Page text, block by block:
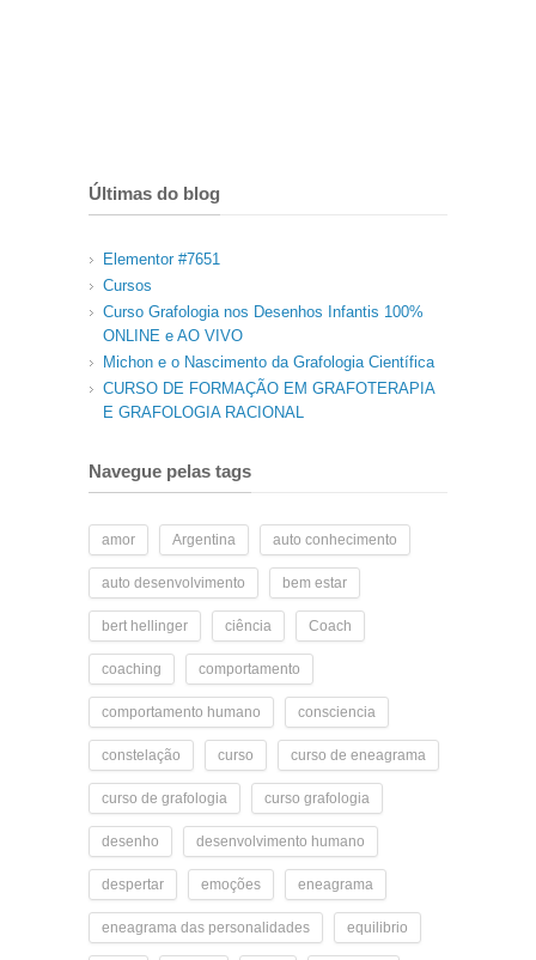
Últimas do blog
Elementor #7651
Cursos
Curso Grafologia nos Desenhos Infantis 100%
ONLINE e AO VIVO
Michon e o Nascimento da Grafologia Científica
CURSO DE FORMAÇÃO EM GRAFOTERAPIA
E GRAFOLOGIA RACIONAL
Navegue pelas tags
amor Argentina auto conhecimento
auto desenvolvimento bem estar
bert hellinger ciência Coach
coaching comportamento
comportamento humano consciencia
constelação curso curso de eneagrama
curso de grafologia curso grafologia
desenho desenvolvimento humano
despertar emoções eneagrama
eneagrama das personalidades equilibrio